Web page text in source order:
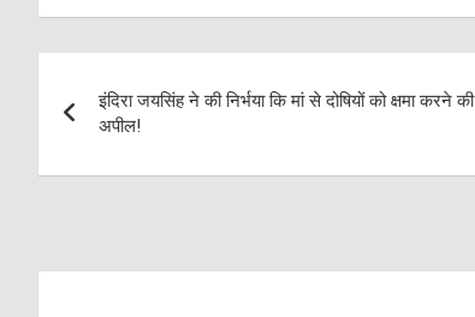
navigation
इंदिरा जयसिंह ने की निर्भया कि मां से दोषियों को क्षमा करने की
अपील!